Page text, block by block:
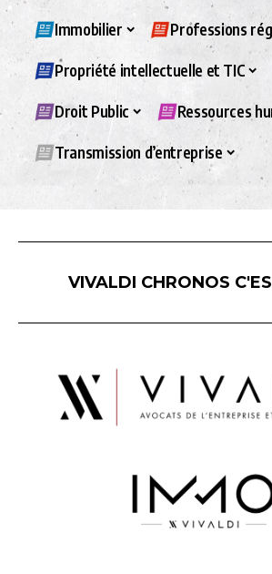
Immobilier Professions
Propriété intellectuelle et TIC
Droit Public Ressources
Transmission d’entreprise
VIVALDI CHRONOS